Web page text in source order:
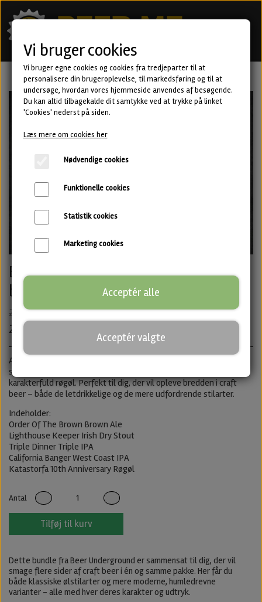
Beer Underground Bundle – 5
blandede øl
290,00 kr.
255,00 kr.
Alsidigt bundle fra Beer Underground med 5 forskellige øl, der
spænder fra humlede IPA’er til mørk stout, klassisk brown ale og
karakterfuld røgøl. Perfekt til dig, der vil opleve bredden i craft
beer – både de letdrikkelige og de mere udfordrende stilarter.
Indeholder:
Order Of The Brown Brown Ale
Lighthouse Keeper Irish Dry Stout
Triple Dinner Triple IPA
California Banger West Coast IPA
Katastorfa 10th Anniversary Røgøl
Antal
Tilføj til kurv
Dette bundle fra Beer Underground er sammensat til dig, der vil
smage flere sider af craft beer i én og samme pakke. Her får du
både klassiske ølstilarter og mere moderne, humledrevne
varianter – alle med hver deres karakter og udtryk.
Vi bruger cookies
Vi bruger egne cookies og cookies fra tredjeparter til at
personalisere din brugeroplevelse, til markedsføring og til at
undersøge, hvordan vores hjemmeside anvendes af besøgende.
Du kan altid tilbagekalde dit samtykke ved at trykke på linket
'Cookies' nederst på siden.
Læs mere om cookies her
Nødvendige cookies
Funktionelle cookies
Statistik cookies
Marketing cookies
Acceptér alle
Acceptér valgte